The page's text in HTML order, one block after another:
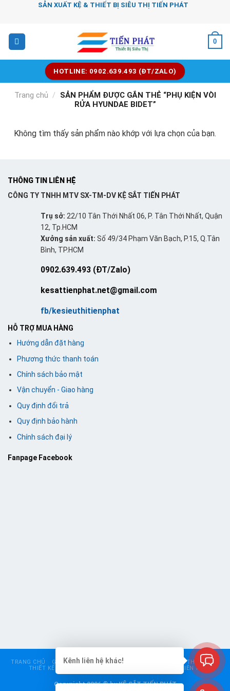
nội
dung
SẢN XUẤT KỆ & THIẾT BỊ SIÊU THỊ TIẾN PHÁT
0
HOTLINE: 0902.639.493 (ĐT/ZALO)
Trang chủ /
SẢN PHẨM ĐƯỢC GẮN THẺ “PHỤ KIỆN VÒI
RỬA HYUNDAE BIDET”
Không tìm thấy sản phẩm nào khớp với lựa chọn của bạn.
THÔNG TIN LIÊN HỆ
CÔNG TY TNHH MTV SX-TM-DV KỆ SẮT TIẾN PHÁT
Trụ sở: 22/10 Tân Thới Nhất 06, P. Tân Thới Nhất, Quận
12, Tp.HCM
Xưởng sản xuất: Số 49/34 Phạm Văn Bạch, P.15, Q.Tân
Bình, TP.HCM
0902.639.493 (ĐT/Zalo)
kesattienphat.net@gmail.com
fb/kesieuthitienphat
HỖ TRỢ MUA HÀNG
Hướng dẫn đặt hàng
Phương thức thanh toán
Chính sách bảo mật
Vận chuyển - Giao hàng
Quy định đổi trả
Quy định bảo hành
Chính sách đại lý
Fanpage Facebook
TRANG CHỦ GIỚI THIỆU KỆ SIÊU THỊ
KỆ THÉP V LỖ
THIẾT KẾ – CHO THUÊ KỆ
LIÊN HỆ
Copyright 2026 © by KỆ SẮT TIẾN PHÁT
Kênh liên hệ khác!